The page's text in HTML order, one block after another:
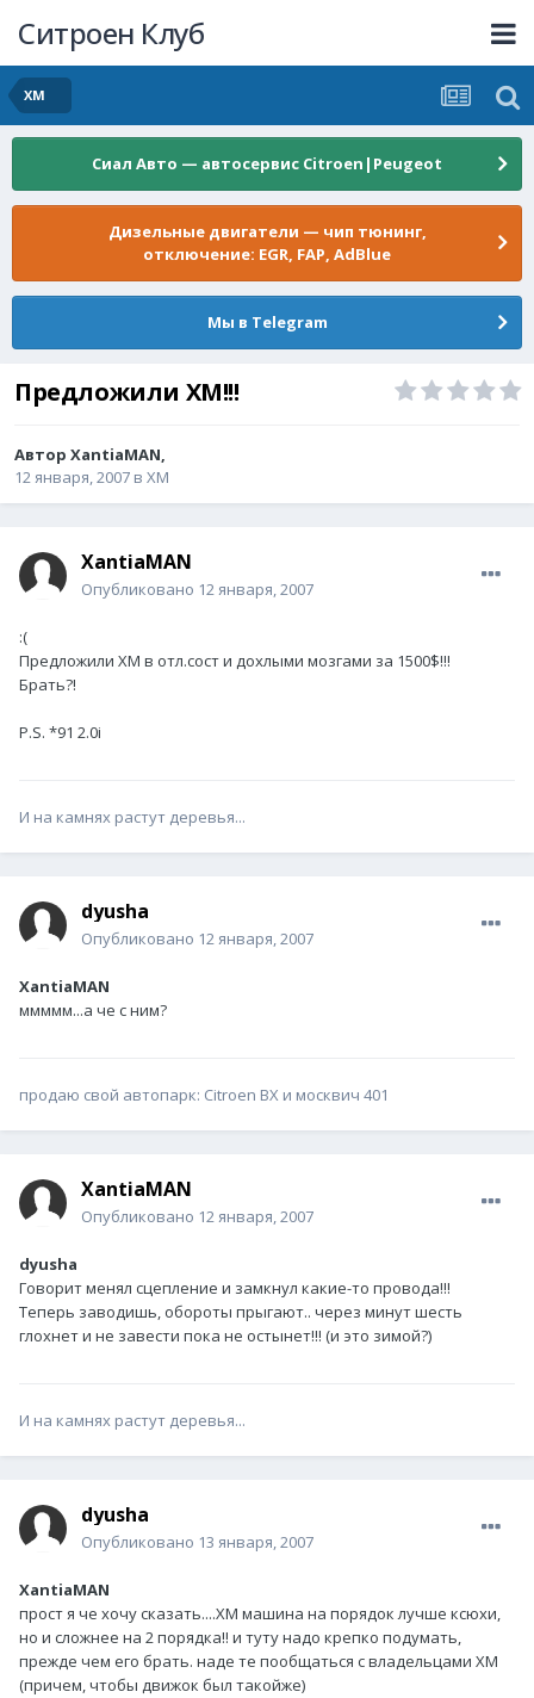
Ситроен Клуб
XM
Сиал Авто — автосервис Citroen|Peugeot
Дизельные двигатели — чип тюнинг,
отключение: EGR, FAP, AdBlue
Мы в Telegram
Предложили ХМ!!!
Автор XantiaMAN,
12 января, 2007 в XM
XantiaMAN
Опубликовано 12 января, 2007
:(
Предложили ХМ в отл.сост и дохлыми мозгами за 1500$!!!
Брать?!
P.S. *91 2.0i
И на камнях растут деревья...
dyusha
Опубликовано 12 января, 2007
XantiaMAN
ммммм...а че с ним?
продаю свой автопарк: Citroen BX и москвич 401
XantiaMAN
Опубликовано 12 января, 2007
dyusha
Говорит менял сцепление и замкнул какие-то провода!!!
Теперь заводишь, обороты прыгают.. через минут шесть
глохнет и не завести пока не остынет!!! (и это зимой?)
И на камнях растут деревья...
dyusha
Опубликовано 13 января, 2007
XantiaMAN
прост я че хочу сказать....ХМ машина на порядок лучше ксюхи,
но и сложнее на 2 порядка!! и туту надо крепко подумать,
прежде чем его брать. наде те пообщаться с владельцами ХМ
(причем, чтобы движок был такойже)